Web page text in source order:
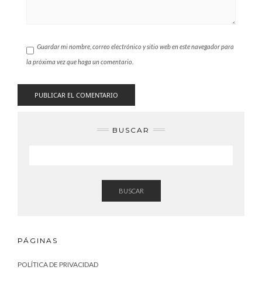
Guardar mi nombre, correo electrónico y sitio web en este navegador para
la próxima vez que haga un comentario.
BUSCAR
BUSCAR
PÁGINAS
POLÍTICA DE PRIVACIDAD